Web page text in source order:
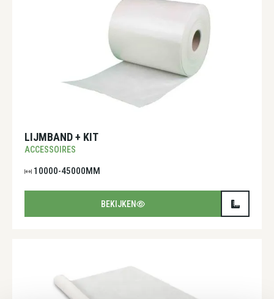
LIJMBAND + KIT
ACCESSOIRES
10000-45000MM
BEKIJKEN